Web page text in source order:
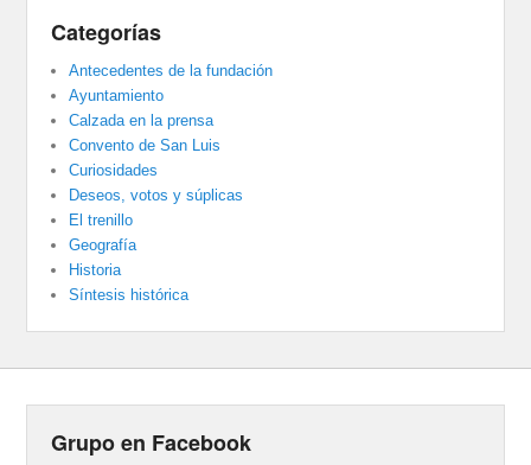
Categorías
Antecedentes de la fundación
Ayuntamiento
Calzada en la prensa
Convento de San Luis
Curiosidades
Deseos, votos y súplicas
El trenillo
Geografía
Historia
Síntesis histórica
Grupo en Facebook